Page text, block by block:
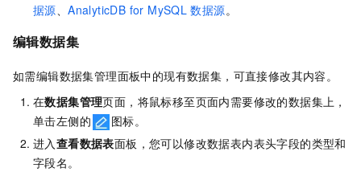
据源、AnalyticDB for MySQL 数据源。
编辑数据集
如需编辑数据集管理面板中的现有数据集，可直接修改其内容。
在数据集管理页面，将鼠标移至页面内需要修改的数据集上，
单击左侧的
图标。
进入查看数据表面板，您可以修改数据表内表头字段的类型和
字段名。